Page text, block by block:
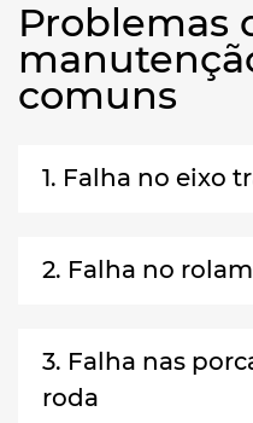
Problemas
comuns
1. Falha no eixo
2. Falha no
3. Falha nas
roda